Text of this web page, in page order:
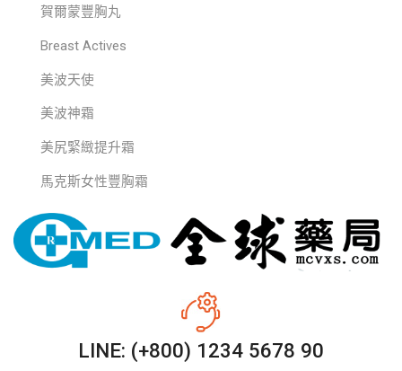
賀爾蒙豐胸丸
Breast Actives
美波天使
美波神霜
美尻緊緻提升霜
馬克斯女性豐胸霜
LINE: (+800) 1234 5678 90